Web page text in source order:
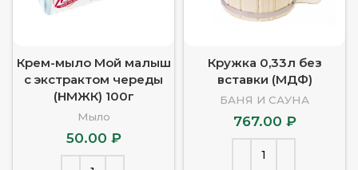
Крем-мыло Мой малыш
с экстрактом череды
(НМЖК) 100г
Мыло
50.00 ₽
Кружка 0,33л без
вставки (МДФ)
БАНЯ И САУНА
767.00 ₽